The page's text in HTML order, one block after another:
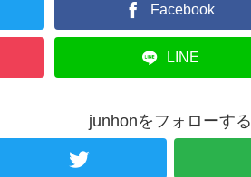
Facebook
LINE
junhonをフォローする